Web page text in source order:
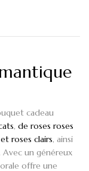
cadeau
, de roses roses
roses clairs, ainsi
. Avec un généreux
offre une